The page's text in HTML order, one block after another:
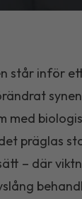
står inför
med
präglas
– där